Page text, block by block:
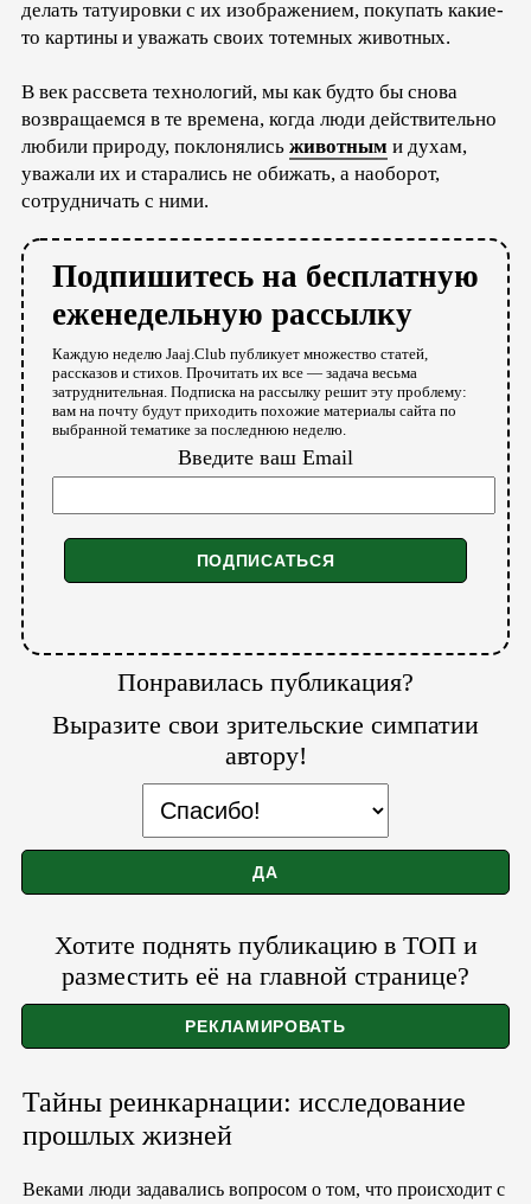
делать татуировки с их изображением, покупать какие-
то картины и уважать своих тотемных животных.
В век рассвета технологий, мы как будто бы снова
возвращаемся в те времена, когда люди действительно
любили природу, поклонялись животным и духам,
уважали их и старались не обижать, а наоборот,
сотрудничать с ними.
Подпишитесь на бесплатную
еженедельную рассылку
Каждую неделю Jaaj.Club публикует множество статей,
рассказов и стихов. Прочитать их все — задача весьма
затруднительная. Подписка на рассылку решит эту проблему:
вам на почту будут приходить похожие материалы сайта по
выбранной тематике за последнюю неделю.
Введите ваш Email
Понравилась публикация?
Выразите свои зрительские симпатии
автору!
Хотите поднять публикацию в ТОП и
разместить её на главной странице?
Тайны реинкарнации: исследование
прошлых жизней
Веками люди задавались вопросом о том, что происходит с